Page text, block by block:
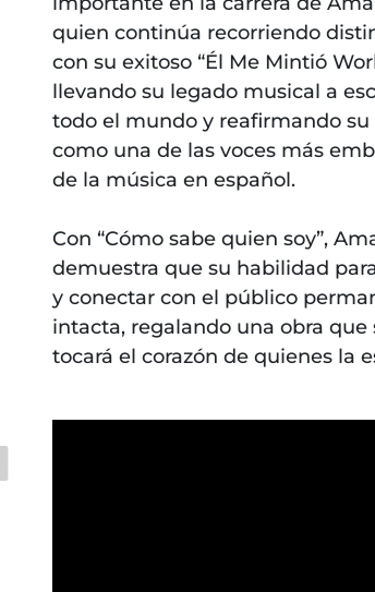
quien continúa recorriendo
con su exitoso “Él Me Mintió
llevando su legado musical a
todo el mundo y reafirmando su
como una de las voces más
de la música en español.
Con “Cómo sabe quien soy”,
demuestra que su habilidad
y conectar con el público
intacta, regalando una obra que
tocará el corazón de quienes la